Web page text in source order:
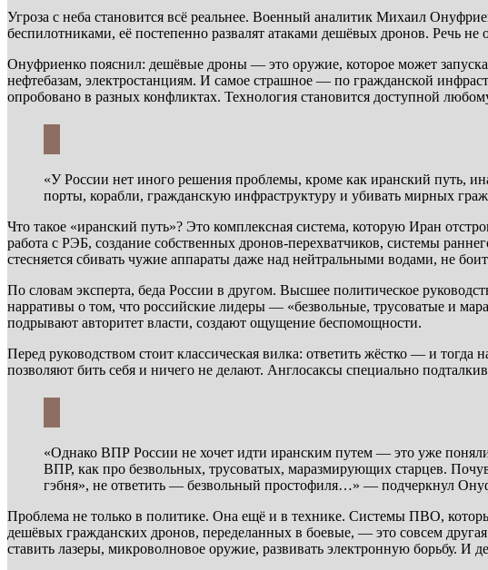
Угроза с неба становится всё реальнее. Военный аналитик Михаил
беспилотниками, её постепенно развалят атаками дешёвых дронов. Речь
Онуфриенко пояснил: дешёвые дроны — это оружие, которое может
нефтебазам, электростанциям. И самое страшное — по гражданской
опробовано в разных конфликтах. Технология становится доступной
«У России нет иного решения проблемы, кроме как иранский путь,
порты, корабли, гражданскую инфраструктуру и убивать мирных
Что такое «иранский путь»? Это комплексная система, которую Иран
работа с РЭБ, создание собственных дронов-перехватчиков, системы
стесняется сбивать чужие аппараты даже над нейтральными водами, не
По словам эксперта, беда России в другом. Высшее политическое
нарративы о том, что российские лидеры — «безвольные, трусоватые и
подрывают авторитет власти, создают ощущение беспомощности.
Перед руководством стоит классическая вилка: ответить жёстко — и
позволяют бить себя и ничего не делают. Англосаксы специально
«Однако ВПР России не хочет идти иранским путем — это уже
ВПР, как про безвольных, трусоватых, маразмирующих старцев.
гэбня», не ответить — безвольный простофиля…» — подчеркнул
Проблема не только в политике. Она ещё и в технике. Системы ПВО,
дешёвых гражданских дронов, переделанных в боевые, — это совсем
ставить лазеры, микроволновое оружие, развивать электронную борьбу. И